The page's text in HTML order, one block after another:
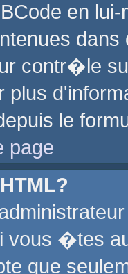
en
contr�le
le
page
vous �tes
que